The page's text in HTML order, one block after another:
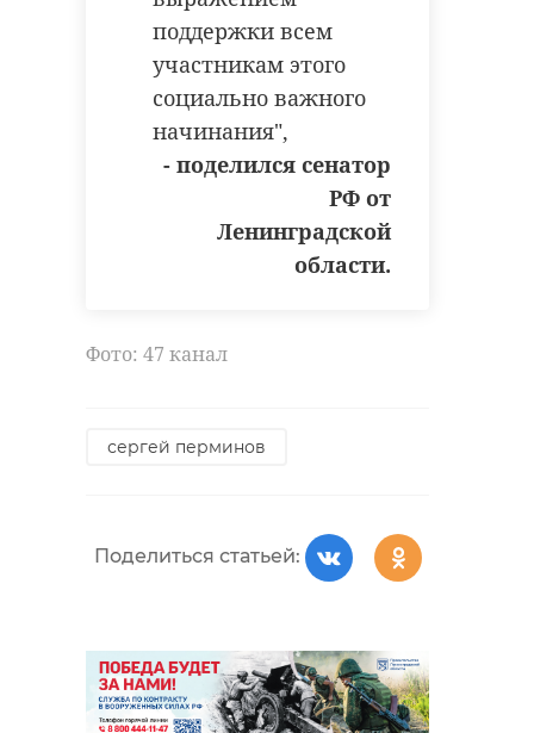
поддержки всем
участникам этого
социально важного
начинания",
- поделился сенатор
РФ от
Ленинградской
области.
Фото: 47 канал
сергей перминов
Поделиться статьей: